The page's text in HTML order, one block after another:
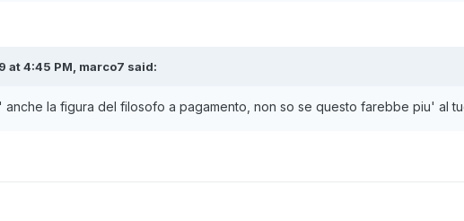
at 4:45 PM, marco7 said:
la figura del filosofo a pagamento, non so se questo farebbe piu' al